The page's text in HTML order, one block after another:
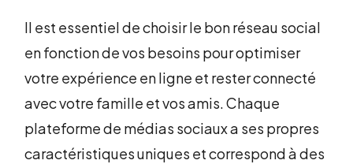
Il est essentiel de choisir le bon réseau social
en fonction de vos besoins pour optimiser
votre expérience en ligne et rester connecté
avec votre famille et vos amis. Chaque
plateforme de médias sociaux a ses propres
caractéristiques uniques et correspond à des